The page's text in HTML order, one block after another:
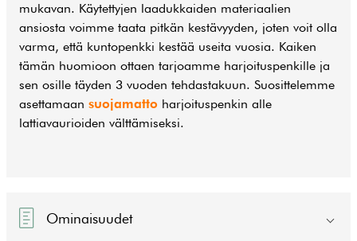
mukavan. Käytettyjen laadukkaiden materiaalien
ansiosta voimme taata pitkän kestävyyden, joten voit olla
varma, että kuntopenkki kestää useita vuosia. Kaiken
tämän huomioon ottaen tarjoamme harjoituspenkille ja
sen osille täyden 3 vuoden tehdastakuun. Suosittelemme
asettamaan suojamatto harjoituspenkin alle
lattiavaurioiden välttämiseksi.
Ominaisuudet